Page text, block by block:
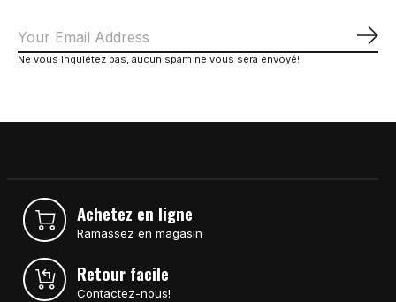
Ne vous inquiétez pas, aucun spam ne vous sera envoyé!
Achetez en ligne
Ramassez en magasin
Retour facile
Contactez-nous!